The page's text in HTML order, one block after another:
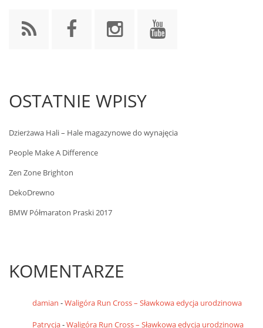
OSTATNIE WPISY
Dzierżawa Hali – Hale magazynowe do wynajęcia
People Make A Difference
Zen Zone Brighton
DekoDrewno
BMW Półmaraton Praski 2017
KOMENTARZE
damian -Waligóra Run Cross – Sławkowa edycja urodzinowa
Patrycja-Waligóra Run Cross – Sławkowa edycja urodzinowa